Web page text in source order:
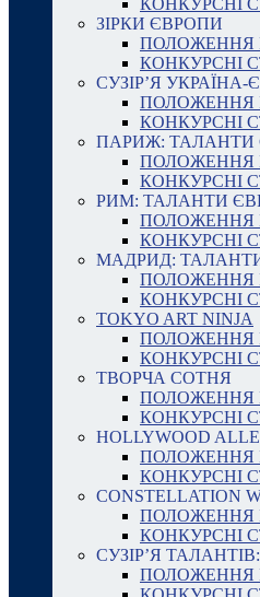
КОНКУРСНІ
ЗІРКИ ЄВРОПИ
ПОЛОЖЕННЯ
КОНКУРСНІ
СУЗІР’Я УКРАЇНА-
ПОЛОЖЕННЯ
КОНКУРСНІ
ПАРИЖ: ТАЛАНТИ
ПОЛОЖЕННЯ
КОНКУРСНІ
РИМ: ТАЛАНТИ
ПОЛОЖЕННЯ
КОНКУРСНІ
МАДРИД:
ПОЛОЖЕННЯ
КОНКУРСНІ
TOKYO ART NINJA
ПОЛОЖЕННЯ
КОНКУРСНІ
ТВОРЧА СОТНЯ
ПОЛОЖЕННЯ
КОНКУРСНІ
HOLLYWOOD
ПОЛОЖЕННЯ
КОНКУРСНІ
CONSTELLATION
ПОЛОЖЕННЯ
КОНКУРСНІ
СУЗІР’Я
ПОЛОЖЕННЯ